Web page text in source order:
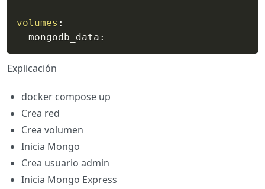
volumes :
  mongodb_data
:
Explicación
docker compose up
Crea red
Crea volumen
Inicia Mongo
Crea usuario admin
Inicia Mongo Express